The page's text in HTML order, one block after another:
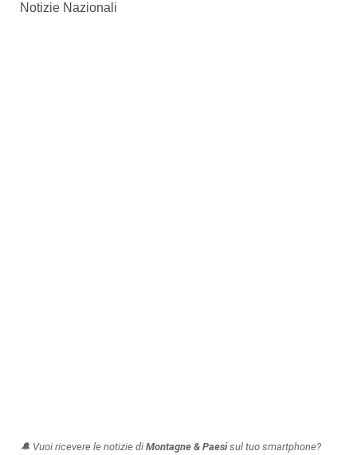
Notizie Nazionali
🔔 Vuoi ricevere le notizie di Montagne & Paesisul tuo smartphone?